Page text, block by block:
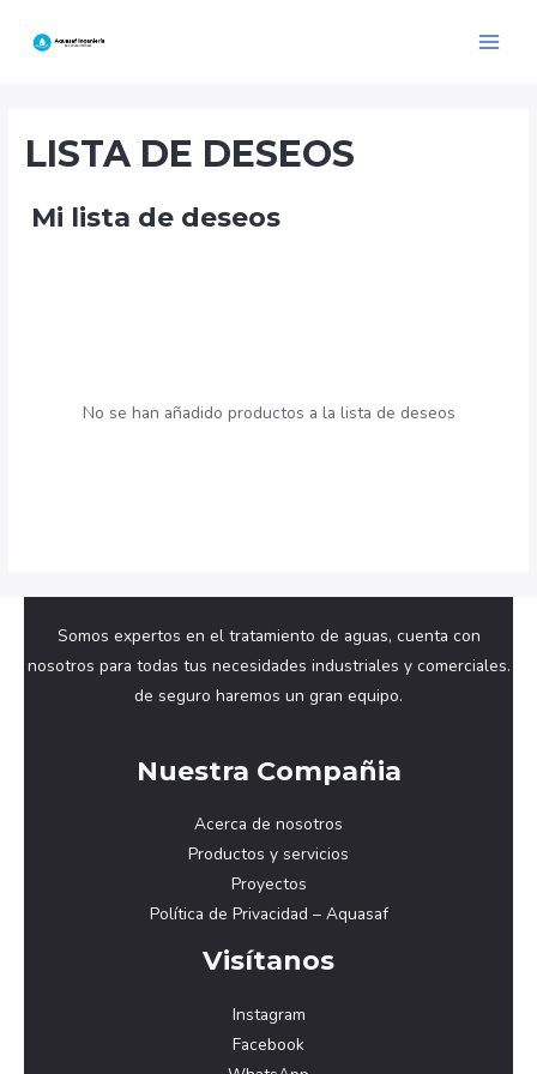
LISTA DE DESEOS
Mi lista de deseos
No se han añadido productos a la lista de deseos
Somos expertos en el tratamiento de aguas, cuenta con
nosotros para todas tus necesidades industriales y comerciales.
de seguro haremos un gran equipo.
Nuestra Compañia
Acerca de nosotros
Productos y servicios
Proyectos
Política de Privacidad – Aquasaf
Visítanos
Instagram
Facebook